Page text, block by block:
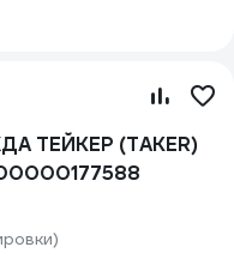
ТЕЙКЕР (TAKER)